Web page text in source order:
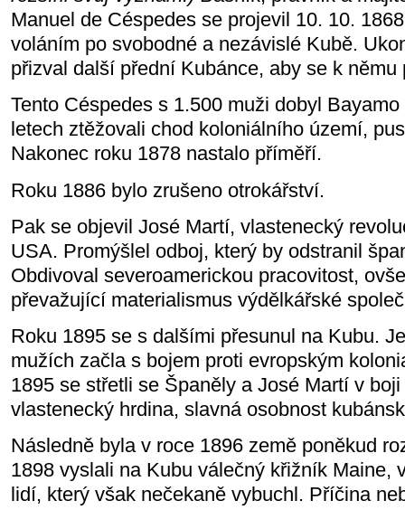
Manuel de Céspedes se projevil 10. 10.
voláním po svobodné a nezávislé Kubě.
přizval další přední Kubánce, aby se k
Tento Céspedes s 1.500 muži dobyl
letech ztěžovali chod koloniálního území,
Nakonec roku 1878 nastalo příměří.
Roku 1886 bylo zrušeno otrokářství.
Pak se objevil José Martí, vlastenecký
USA. Promýšlel odboj, který by odstranil
Obdivoval severoamerickou pracovitost,
převažující materialismus výdělkářské
Roku 1895 se s dalšími přesunul na Kubu.
mužích začla s bojem proti evropským
1895 se střetli se Španěly a José Martí v
vlastenecký hrdina, slavná osobnost
Následně byla v roce 1896 země poněkud
1898 vyslali na Kubu válečný křižník Maine,
lidí, který však nečekaně vybuchl. Příčina